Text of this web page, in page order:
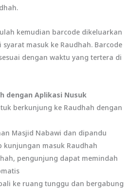
kemudian barcode dikeluarkan
masuk ke Raudhah. Barcode
dengan waktu yang tertera di
dengan Aplikasi Nusuk
berkunjung ke Raudhah dengan
Masjid Nabawi dan dipandu
masuk Raudhah
pengunjung dapat memindah
ke ruang tunggu dan bergabung